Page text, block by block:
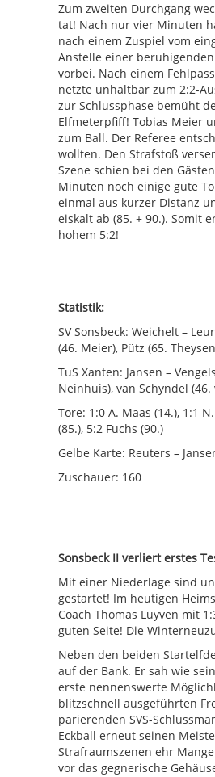
Zum zweiten Durchgang
tat! Nach nur vier Minuten
nach einem Zuspiel vom
Anstelle einer
vorbei. Nach einem
netzte unhaltbar zum 2:2-
zur Schlussphase bemüht
Elfmeterpfiff! Tobias Meier
zum Ball. Der Referee
wollten. Den Strafstoß
Szene schien bei den
Minuten noch einige gute
einmal aus kurzer Distanz
eiskalt ab (85. + 90.). Somit
hohem 5:2!
Statistik:
SV Sonsbeck: Weichelt –
(46. Meier), Pütz (65.
TuS Xanten: Jansen –
Neinhuis), van Schyndel
Tore: 1:0 A. Maas (14.), 1:1
(85.), 5:2 Fuchs (90.)
Gelbe Karte: Reuters –
Zuschauer: 160
Sonsbeck II verliert erstes
Mit einer Niederlage sind
gestartet! Im heutigen
Coach Thomas Luyven mit
guten Seite! Die
Neben den beiden
auf der Bank. Er sah wie
erste nennenswerte
blitzschnell ausgeführten
parierenden SVS-
Eckball erneut seinen
Strafraumszenen ehr
vor das gegnerische